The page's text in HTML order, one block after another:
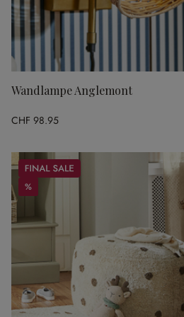
Wandlampe Anglemont
CHF 98.95
Sale
%
%